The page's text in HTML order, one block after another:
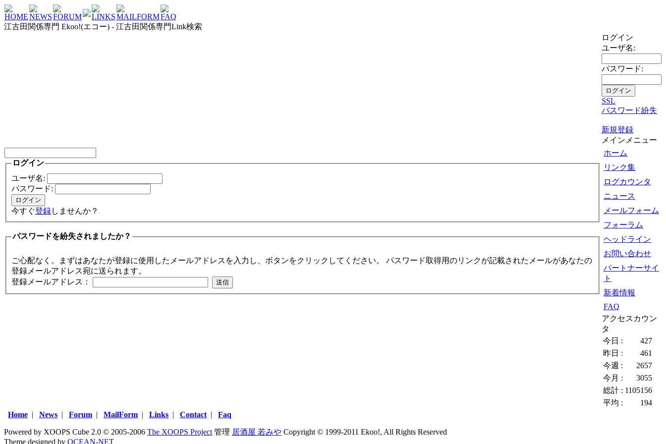
HOMENEWSFORUM LINKSMAILFORMFAQ
江古田関係専門 Ekoo!(エコー) - 江古田関係専門Link検索
ログイン
ユーザ名:
パスワード:
今すぐ登録しませんか？
パスワードを紛失されましたか？
ご心配なく。まずはあなたが登録に使用したメールアドレスを入力し、ボタンをクリックしてください。 パスワード取得用のリンクが記載されたメールがあなたの
登録メールアドレス宛に送られます。
登録メールアドレス：
ログイン
ユーザ名:
パスワード:
SSL
パスワード紛失
新規登録
メインメニュー
ホーム
リンク集
ログカウンタ
ニュース
メールフォーム
フォーラム
ヘッドライン
お問い合わせ
パートナーサイ
ト
新着情報
FAQ
アクセスカウン
タ
今日 :
427
昨日 :
461
今週 :
2657
今月 :
3055
総計 : 1105156
平均 :
194
Home | News | Forum | MailForm | Links | Contact | Faq
Powered by XOOPS Cube 2.0 © 2005-2006 The XOOPS Project 管理 居酒屋 若みや Copyright © 1999-2011 Ekoo!, All Rights Reserved
Theme designed by OCEAN-NET